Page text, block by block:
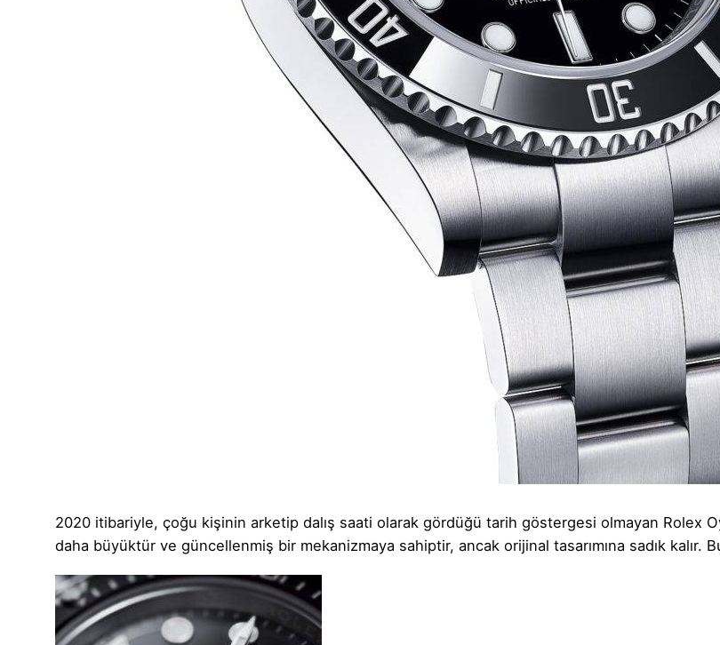
2020 itibariyle, çoğu kişinin arketip dalış saati olarak gördüğü tarih göstergesi olmayan Rolex
daha büyüktür ve güncellenmiş bir mekanizmaya sahiptir, ancak orijinal tasarımına sadık kalır.